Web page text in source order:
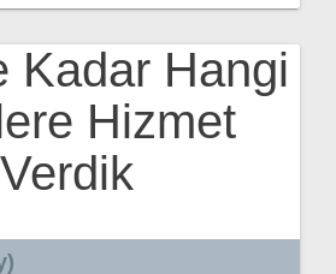
Kadar Hangi
Hizmet
Verdik